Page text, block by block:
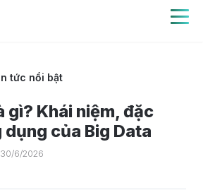
tức nổi bật
gì? Khái niệm, đặc
của Big Data
30/6/2026